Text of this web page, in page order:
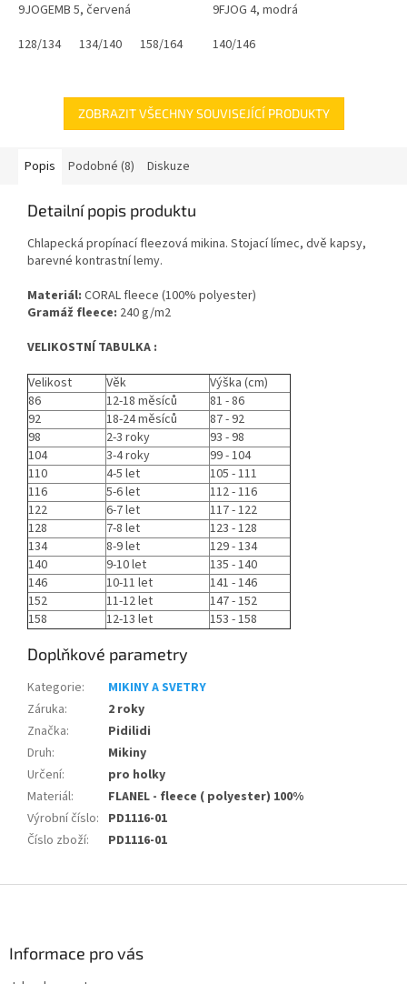
hvězdiček.
9JOGEMB 5, červená
128/134
134/140 158/164
hvězdiček.
9FJOG 4, modrá
140/146
ZOBRAZIT VŠECHNY SOUVISEJÍCÍ PRODUKTY
Popis Podobné (8) Diskuze
Detailní popis produktu
Chlapecká propínací fleezová mikina. Stojací límec, dvě kapsy,
barevné kontrastní lemy.
Materiál: CORAL fleece (100% polyester)
Gramáž fleece: 240 g/m2
VELIKOSTNÍ TABULKA :
Velikost
Věk
Výška (cm)
86
12-18 měsíců
81 - 86
92
18-24 měsíců
87 - 92
98
2-3 roky
93 - 98
104
3-4 roky
99 - 104
110
4-5 let
105 - 111
116
5-6 let
112 - 116
122
6-7 let
117 - 122
128
7-8 let
123 - 128
134
8-9 let
129 - 134
140
9-10 let
135 - 140
146
10-11 let
141 - 146
152
11-12 let
147 - 152
158
12-13 let 153 - 158
Doplňkové parametry
Kategorie:
MIKINY A SVETRY
Záruka:
2 roky
Značka:
Pidilidi
Druh:
Mikiny
Určení:
pro holky
Materiál:
FLANEL - fleece ( polyester) 100%
Výrobní číslo: PD1116-01
Číslo zboží: PD1116-01
Informace pro vás